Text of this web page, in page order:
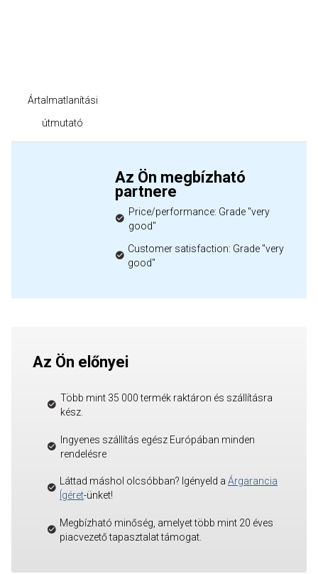
Ártalmatlanítási
útmutató
Az Ön megbízható
partnere
Price/performance: Grade "very
good"
Customer satisfaction: Grade "very
good"
Az Ön előnyei
Több mint 35 000 termék raktáron és szállításra
kész.
Ingyenes szállítás egész Európában minden
rendelésre
Láttad máshol olcsóbban? Igényeld a Árgarancia
Ígéret-ünket!
Megbízható minőség, amelyet több mint 20 éves
piacvezető tapasztalat támogat.